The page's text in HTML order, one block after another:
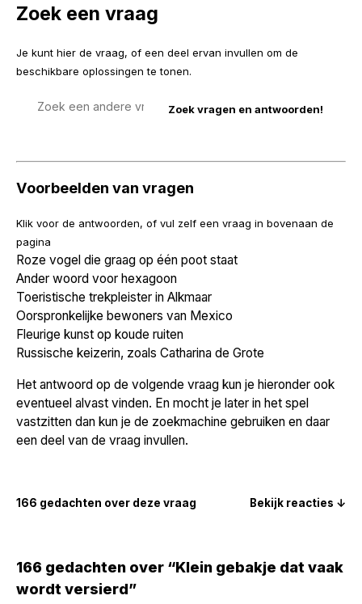
Zoek een vraag
Je kunt hier de vraag, of een deel ervan invullen om de
beschikbare oplossingen te tonen.
Voorbeelden van vragen
Klik voor de antwoorden, of vul zelf een vraag in bovenaan de
pagina
Roze vogel die graag op één poot staat
Ander woord voor hexagoon
Toeristische trekpleister in Alkmaar
Oorspronkelijke bewoners van Mexico
Fleurige kunst op koude ruiten
Russische keizerin, zoals Catharina de Grote
Het antwoord op de volgende vraag kun je hieronder ook
eventueel alvast vinden. En mocht je later in het spel
vastzitten dan kun je de zoekmachine gebruiken en daar
een deel van de vraag invullen.
166 gedachten over deze vraag Bekijk reacties ↓
166 gedachten over “Klein gebakje dat vaak
wordt versierd”